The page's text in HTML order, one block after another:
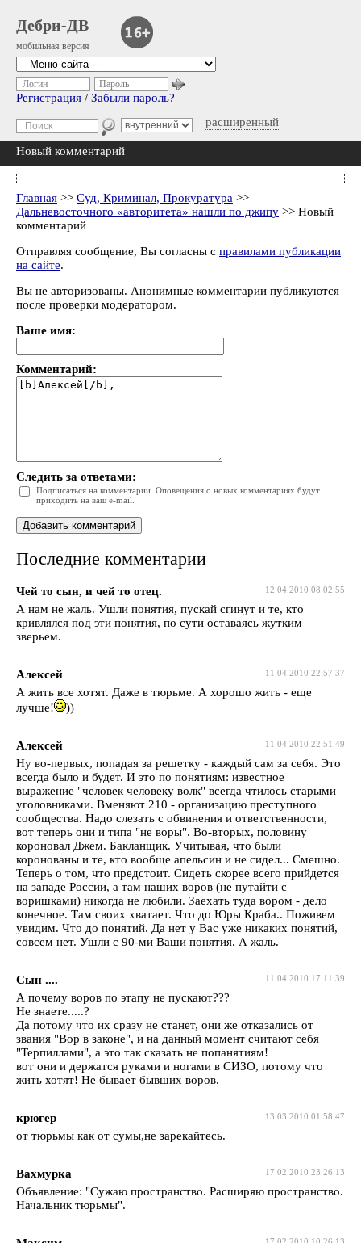
Дебри-ДВ
мобильная версия
расширенный
Логин Пароль
Регистрация / Забыли пароль?
Новый комментарий
Главная >> Суд, Криминал, Прокуратура >>
Дальневосточного «авторитета» нашли по джипу >> Новый
комментарий
Отправляя сообщение, Вы согласны с правилами публикации
на сайте.
Вы не авторизованы. Анонимные комментарии публикуются
после проверки модератором.
Ваше имя:
Комментарий:
Следить за ответами:
Подписаться на комментарии. Оповещения о новых комментариях будут
приходить на ваш e-mail.
Последние комментарии
12.04.2010 08:02:55
Чей то сын, и чей то отец.
А нам не жаль. Ушли понятия, пускай сгинут и те, кто
кривлялся под эти понятия, по сути оставаясь жутким
зверьем.
11.04.2010 22:57:37
Алексей
А жить все хотят. Даже в тюрьме. А хорошо жить - еще
лучше!
))
11.04.2010 22:51:49
Алексей
Ну во-первых, попадая за решетку - каждый сам за себя. Это
всегда было и будет. И это по понятиям: известное
выражение "человек человеку волк" всегда чтилось старыми
уголовниками. Вменяют 210 - организацию преступного
сообщества. Надо слезать с обвинения и ответственности,
вот теперь они и типа "не воры". Во-вторых, половину
короновал Джем. Бакланщик. Учитывая, что были
коронованы и те, кто вообще апельсин и не сидел... Смешно.
Теперь о том, что предстоит. Сидеть скорее всего прийдется
на западе России, а там наших воров (не путайти с
воришками) никогда не любили. Заехать туда вором - дело
конечное. Там своих хватает. Что до Юры Краба.. Поживем
увидим. Что до понятий. Да нет у Вас уже никаких понятий,
совсем нет. Ушли с 90-ми Ваши понятия. А жаль.
11.04.2010 17:11:39
Сын ....
А почему воров по этапу не пускают???
Не знаете.....?
Да потому что их сразу не станет, они же отказались от
звания "Вор в законе", и на данный момент считают себя
"Терпиллами", а это так сказать не попанятиям!
вот они и держатся руками и ногами в СИЗО, потому что
жить хотят! Не бывает бывших воров.
13.03.2010 01:58:47
крюгер
от тюрьмы как от сумы,не зарекайтесь.
17.02.2010 23:26:13
Вахмурка
Объявление: "Сужаю пространство. Расширяю пространство.
Начальник тюрьмы".
17.02.2010 10:26:13